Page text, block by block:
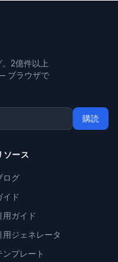
2億件以上
ブラウザで
購読
ソース
ログ
イド
用ガイド
用ジェネレータ
ンプレート